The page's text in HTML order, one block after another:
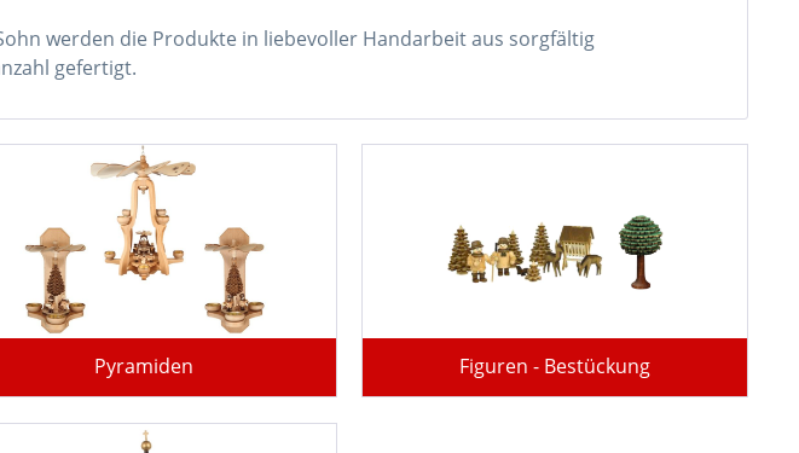
werden die Produkte in liebevoller Handarbeit aus sorgfältig
gefertigt.
Pyramiden Figuren - Bestückung